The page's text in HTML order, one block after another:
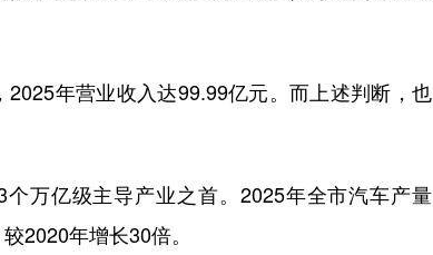
2025年营业收入达99.99亿元。而上述判断，也
万亿级主导产业之首。2025年全市汽车产量
2020年增长30倍。